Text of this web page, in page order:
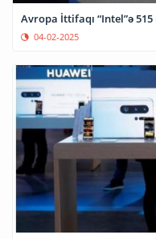
Avropa İttifaqı “Intel”ə
04-02-2025